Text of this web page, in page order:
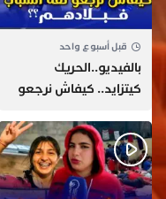
قبل أسبوع واحد
بالفيديو..الحريك
كيتزايد.. كيفاش نرجعو